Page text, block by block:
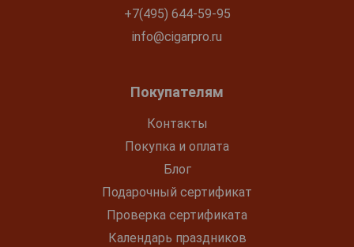
+7(495) 644-59-95
info@cigarpro.ru
Покупателям
Контакты
Покупка и оплата
Блог
Подарочный сертификат
Проверка сертификата
Календарь праздников